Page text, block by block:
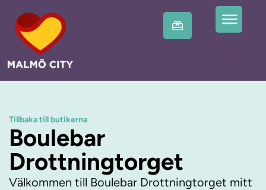
Tillbaka till butikerna
Boulebar
Drottningtorget
Välkommen till Boulebar Drottningtorget mitt